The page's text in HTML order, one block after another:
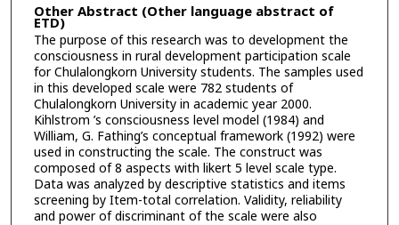
Other Abstract (Other language abstract of
ETD)
The purpose of this research was to development the
consciousness in rural development participation scale
for Chulalongkorn University students. The samples used
in this developed scale were 782 students of
Chulalongkorn University in academic year 2000.
Kihlstrom ’s consciousness level model (1984) and
William, G. Fathing’s conceptual framework (1992) were
used in constructing the scale. The construct was
composed of 8 aspects with likert 5 level scale type.
Data was analyzed by descriptive statistics and items
screening by Item-total correlation. Validity, reliability
and power of discriminant of the scale were also